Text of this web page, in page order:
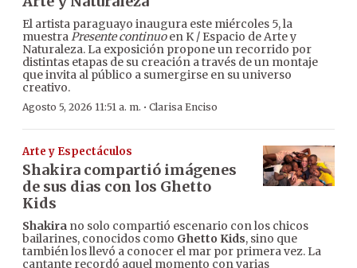
El artista paraguayo inaugura este miércoles 5, la
muestraPresente continuoen K / Espacio de Arte y
Naturaleza. La exposición propone un recorrido por
distintas etapas de su creación a través de un montaje
que invita al público a sumergirse en su universo
creativo.
Agosto 5, 2026 11:51 a. m. · Clarisa Enciso
Arte y Espectáculos
Shakira compartió imágenes
de sus dias con los Ghetto
Kids
Shakira no solo compartió escenario con los chicos
bailarines, conocidos como Ghetto Kids, sino que
también los llevó a conocer el mar por primera vez. La
cantante recordó aquel momento con varias